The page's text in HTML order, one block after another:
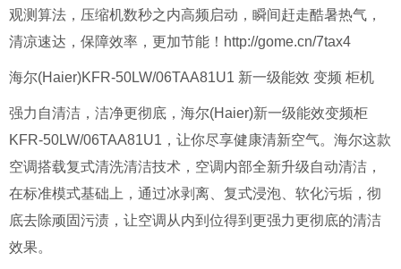
观测算法，压缩机数秒之内高频启动，瞬间赶走酷暑热气，
清凉速达，保障效率，更加节能！http://gome.cn/7tax4
海尔(Haier)KFR-50LW/06TAA81U1 新一级能效 变频 柜机
强力自清洁，洁净更彻底，海尔(Haier)新一级能效变频柜
KFR-50LW/06TAA81U1，让你尽享健康清新空气。海尔这款
空调搭载复式清洗清洁技术，空调内部全新升级自动清洁，
在标准模式基础上，通过冰剥离、复式浸泡、软化污垢，彻
底去除顽固污渍，让空调从内到位得到更强力更彻底的清洁
效果。